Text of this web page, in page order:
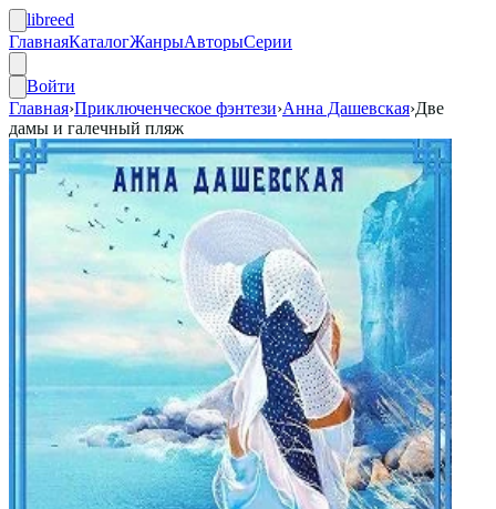
libreed
ГлавнаяКаталогЖанрыАвторыСерии
Войти
Главная›Приключенческое фэнтези›Анна Дашевская›Две
дамы и галечный пляж